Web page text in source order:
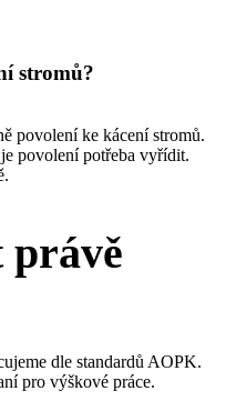
stromů?
povolení ke kácení stromů.
povolení potřeba vyřídit.
právě
dle standardů AOPK.
pro výškové práce.